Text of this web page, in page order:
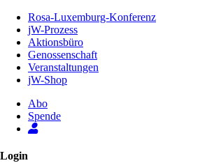
Inhalt
Seite
Rosa-Luxemburg-Konferenz
jW-Prozess
Aktionsbüro
Genossenschaft
Veranstaltungen
jW-Shop
Abo
Spende
Login